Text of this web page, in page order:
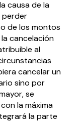
causa de la
perder
de los montos
cancelación
al
cancelar un
sino por
se
la máxima
la parte